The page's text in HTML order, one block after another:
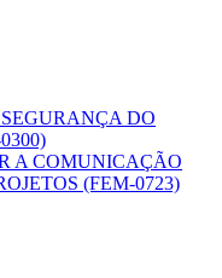
DO
A COMUNICAÇÃO
(FEM-0723)